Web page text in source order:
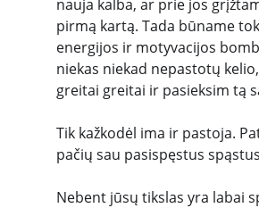
nauja kalba, ar prie jos
pirmą kartą. Tada būname
energijos ir motyvacijos
niekas niekad nepastotų
greitai greitai ir pasieksim tą
Tik kažkodėl ima ir pastoja.
pačių sau pasispęstus
Nebent jūsų tikslas yra labai